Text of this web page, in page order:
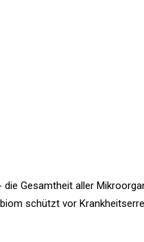
Gesamtheit aller
schützt vor